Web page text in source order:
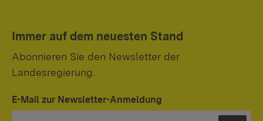
Immer auf dem neuesten Stand
Abonnieren Sie den Newsletter der
Landesregierung.
E-Mail zur Newsletter-Anmeldung